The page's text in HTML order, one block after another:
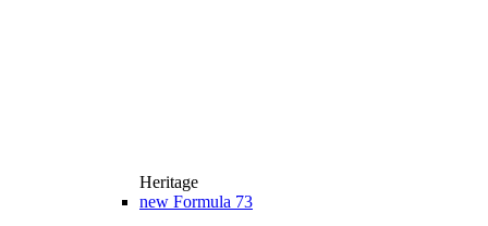
Heritage
new Formula 73